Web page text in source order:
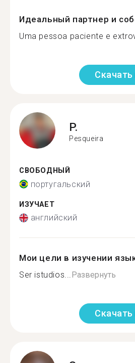
Идеальный партнер и
Uma pessoa paciente e
P.
Pesqueira
СВОБОДНЫЙ
португальский
ИЗУЧАЕТ
английский
Мои цели в изучении
Ser istudios...Развернуть